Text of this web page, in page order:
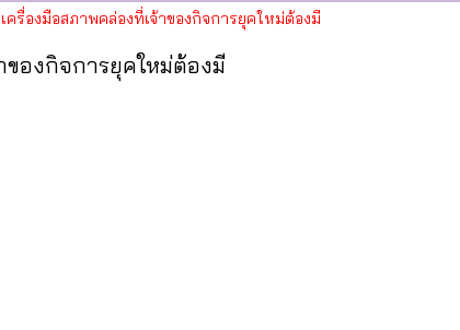
เครื่องมือสภาพคล่องที่เจ้าของกิจการยุคใหม่ต้องมี
ของกิจการยุคใหม่ต้องมี